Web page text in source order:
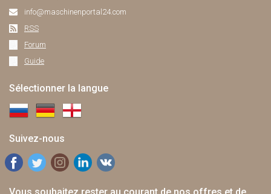
info@maschinenportal24.сom
RSS
Forum
Guide
Sélectionner la langue
Suivez-nous
Vous souhaitez rester au courant de nos offres et de